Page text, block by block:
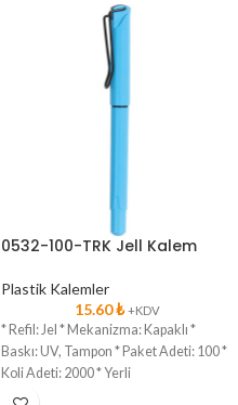
0532-100-TRK Jell Kalem
Plastik Kalemler
15.60₺ +KDV
* Refil: Jel * Mekanizma: Kapaklı *
Baskı: UV, Tampon * Paket Adeti: 100 *
Koli Adeti: 2000 * Yerli